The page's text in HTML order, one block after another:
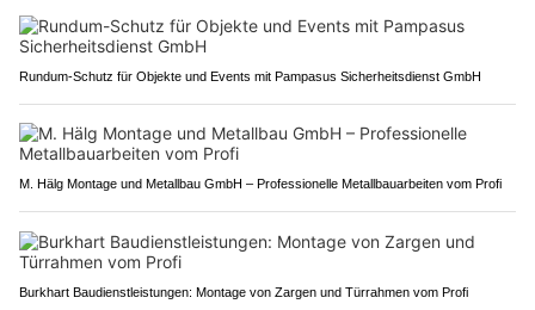
Rundum-Schutz für Objekte und Events mit Pampasus Sicherheitsdienst GmbH
M. Hälg Montage und Metallbau GmbH – Professionelle Metallbauarbeiten vom Profi
Burkhart Baudienstleistungen: Montage von Zargen und Türrahmen vom Profi